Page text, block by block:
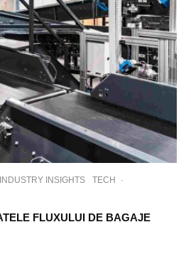
INSIGHTS TECH
·
FLUXULUI DE BAGAJE